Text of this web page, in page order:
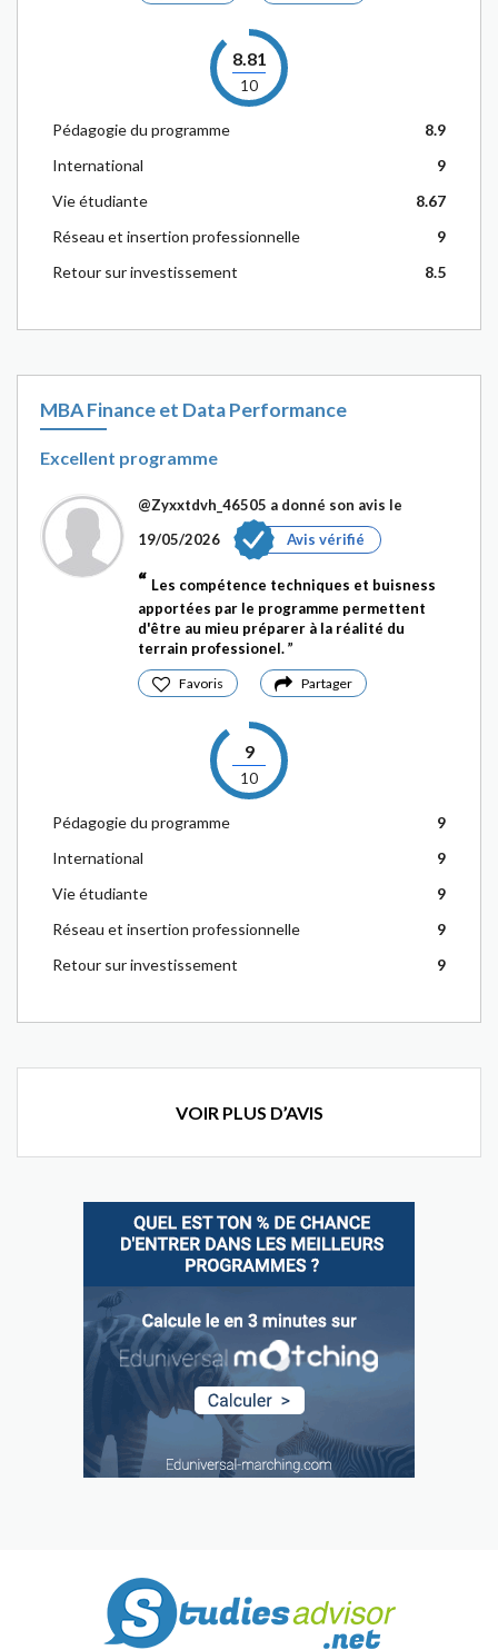
8.81
10
Pédagogie du programme
8.9
International
9
Vie étudiante
8.67
Réseau et insertion professionnelle
9
Retour sur investissement
8.5
MBA Finance et Data Performance
Excellent programme
@Zyxxtdvh_46505 a donné son avis le
19/05/2026
Avis vérifié
Les compétence techniques et buisness
apportées par le programme permettent
d'être au mieu préparer à la réalité du
terrain professionel.
Favoris Partager
9
10
Pédagogie du programme
9
International
9
Vie étudiante
9
Réseau et insertion professionnelle
9
Retour sur investissement
9
VOIR PLUS D’AVIS